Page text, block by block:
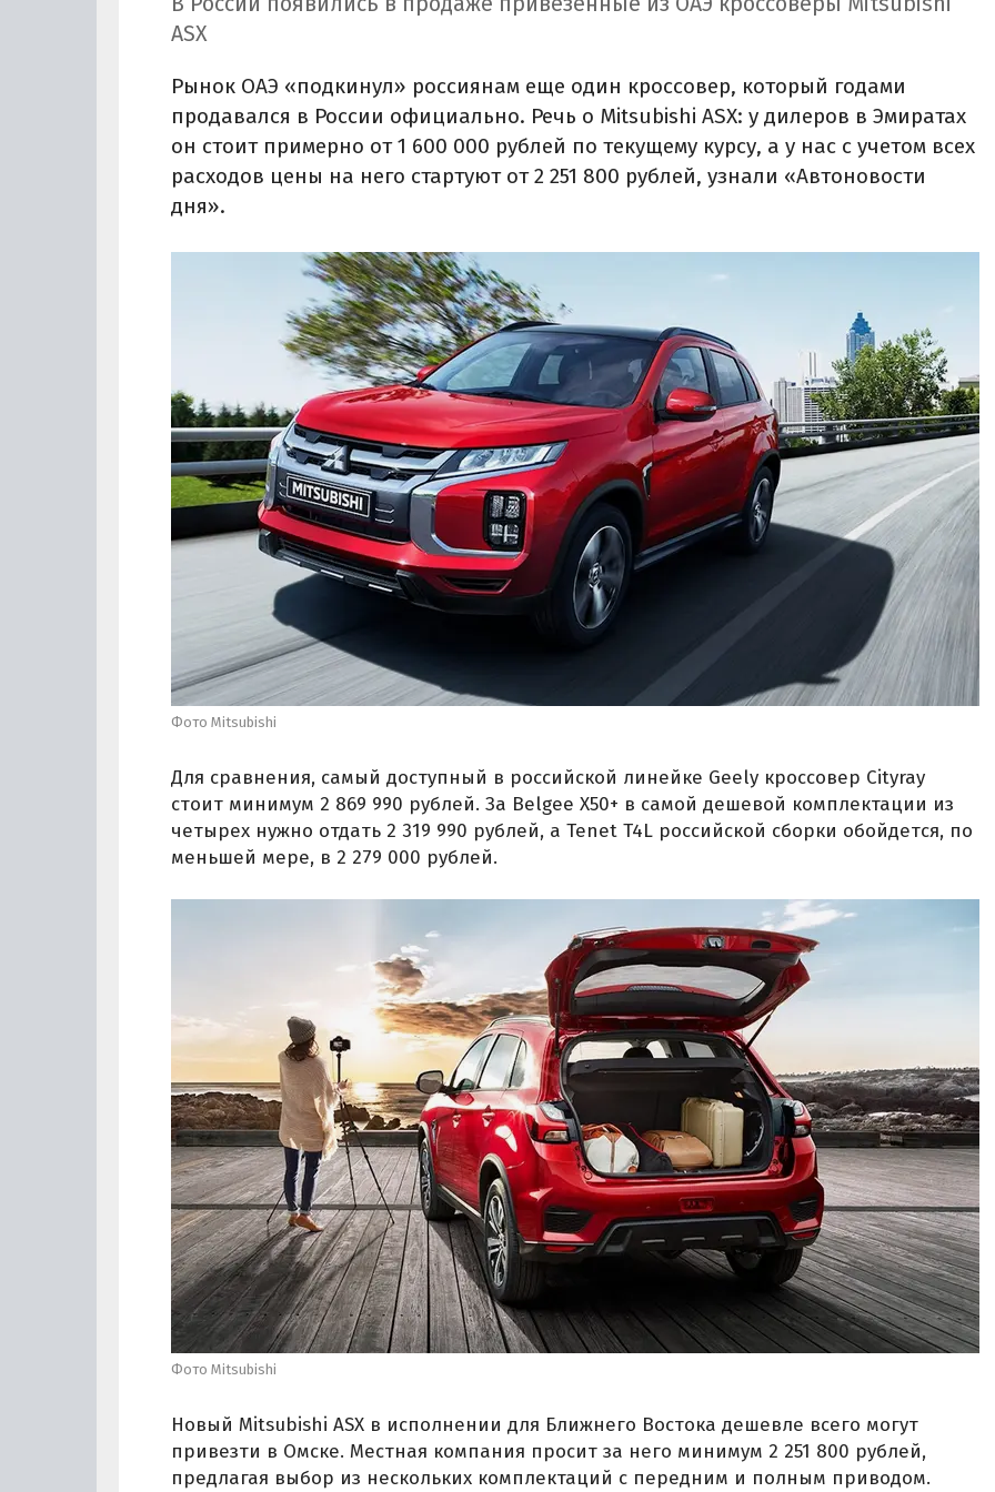
ASX
Рынок ОАЭ «подкинул» россиянам еще один кроссовер, который годами
продавался в России официально. Речь о Mitsubishi ASX: у дилеров в Эмиратах
он стоит примерно от 1 600 000 рублей по текущему курсу, а у нас с учетом всех
расходов цены на него стартуют от 2 251 800 рублей, узнали «Автоновости
дня».
Фото Mitsubishi
Для сравнения, самый доступный в российской линейке Geely кроссовер Cityray
стоит минимум 2 869 990 рублей. За Belgee X50+ в самой дешевой комплектации из
четырех нужно отдать 2 319 990 рублей, а Tenet T4L российской сборки обойдется, по
меньшей мере, в 2 279 000 рублей.
Фото Mitsubishi
Новый Mitsubishi ASX в исполнении для Ближнего Востока дешевле всего могут
привезти в Омске. Местная компания просит за него минимум 2 251 800 рублей,
предлагая выбор из нескольких комплектаций с передним и полным приводом.